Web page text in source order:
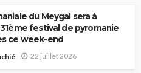
du Meygal sera à
31ème festival de pyromanie
ce week-end
22 juillet 2026